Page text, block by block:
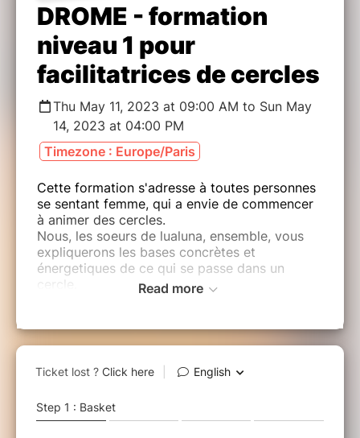
DROME - formation
niveau 1 pour
facilitatrices de cercles
Thu May 11, 2023 at 09:00 AM to Sun May
14, 2023 at 04:00 PM
Timezone : Europe/Paris
Cette formation s'adresse à toutes personnes
se sentant femme, qui a envie de commencer
à animer des cercles.
Nous, les soeurs de lualuna, ensemble, vous
expliquerons les bases concrètes et
énergetiques de ce qui se passe dans un
pas le logement/nourriture.
Read more